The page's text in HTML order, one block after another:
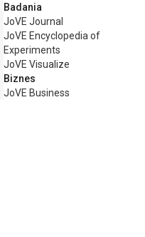
Badania
JoVE Journal
JoVE Encyclopedia of
Experiments
JoVE Visualize
Biznes
JoVE Business